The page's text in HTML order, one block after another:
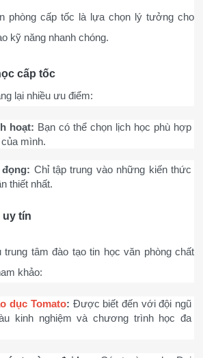
phòng cấp tốc là lựa chọn lý tưởng cho
kỹ năng nhanh chóng.
cấp tốc
lại nhiều ưu điểm:
hoạt: Bạn có thể chọn lịch học phù hợp
mình.
Chỉ tập trung vào những kiến thức
thiết nhất.
uy tín
trung tâm đào tạo tin học văn phòng chất
khảo:
dục Tomato: Được biết đến với đội ngũ
kinh nghiệm và chương trình học đa